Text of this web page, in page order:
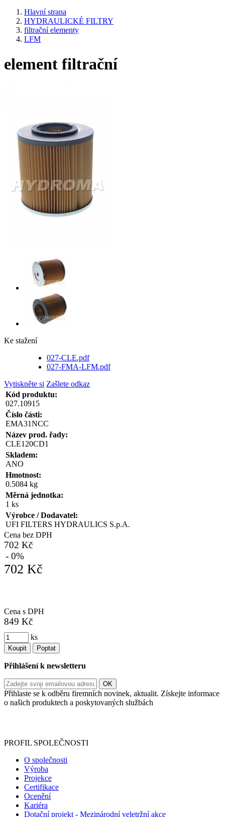
Hlavní strana
HYDRAULICKÉ FILTRY
filtrační elementy
LFM
element filtrační
Ke stažení
027-CLE.pdf
027-FMA-LFM.pdf
Vytiskněte si Zašlete odkaz
Kód produktu:
027.10915
Číslo části:
EMA31NCC
Název prod. řady:
CLE120CD1
Skladem:
ANO
Hmotnost:
0.5084 kg
Měrná jednotka:
1 ks
Výrobce / Dodavatel:
UFI FILTERS HYDRAULICS S.p.A.
Cena bez DPH
702 Kč
- 0%
702 Kč
Cena s DPH
849 Kč
ks
Koupit Poptat
Přihlášení k newsletteru
Přihlaste se k odběru firemních novinek, aktualit. Získejte informace
o našich produktech a poskytovaných službách
PROFIL SPOLEČNOSTI
O společnosti
Výroba
Projekce
Certifikace
Ocenění
Kariéra
Dotační projekt - Mezinárodní veletržní akce